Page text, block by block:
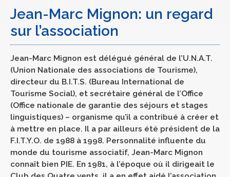
Jean-Marc Mignon: un regard
sur l’association
Jean-Marc Mignon est délégué général de l’U.N.A.T.
(Union Nationale des associations de Tourisme),
directeur du B.I.T.S. (Bureau International de
Tourisme Social), et secrétaire général de l’Office
(Office nationale de garantie des séjours et stages
linguistiques) – organisme qu’il a contribué à créer et
à mettre en place. Il a par ailleurs été président de la
F.I.T.Y.O. de 1988 à 1998. Personnalité influente du
monde du tourisme associatif, Jean-Marc Mignon
connaît bien PIE. En 1981, à l’époque où il dirigeait le